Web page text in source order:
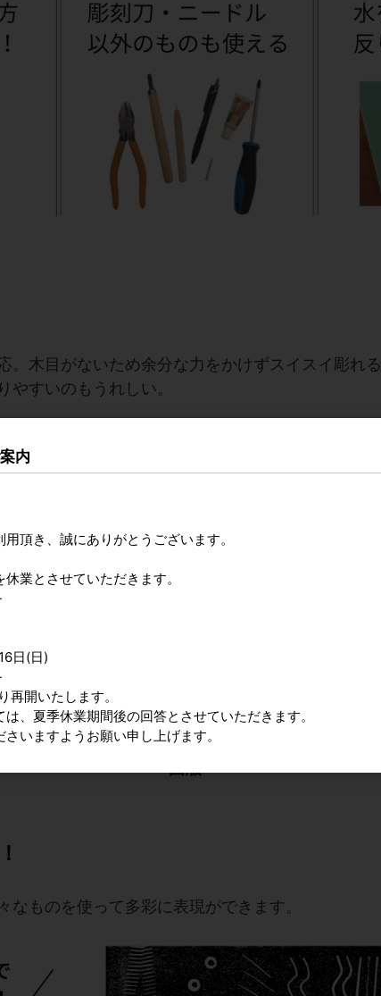
木目がないため余分な力をかけずスイスイ彫れ
すいのもうれしい。
ものを使って多彩に表現ができます。
内
頂き、誠にありがとうございます。
業とさせていただきます。
日(日)
開いたします。
、夏季休業期間後の回答とさせていただきます。
いますようお願い申し上げます。